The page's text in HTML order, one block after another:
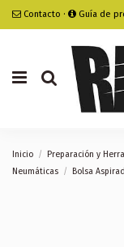
Contacto · Guía de
Inicio Preparación y
Neumáticas
Bolsa